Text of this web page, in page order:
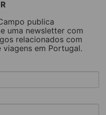
publica
uma newsletter com
relacionados com
viagens em Portugal.